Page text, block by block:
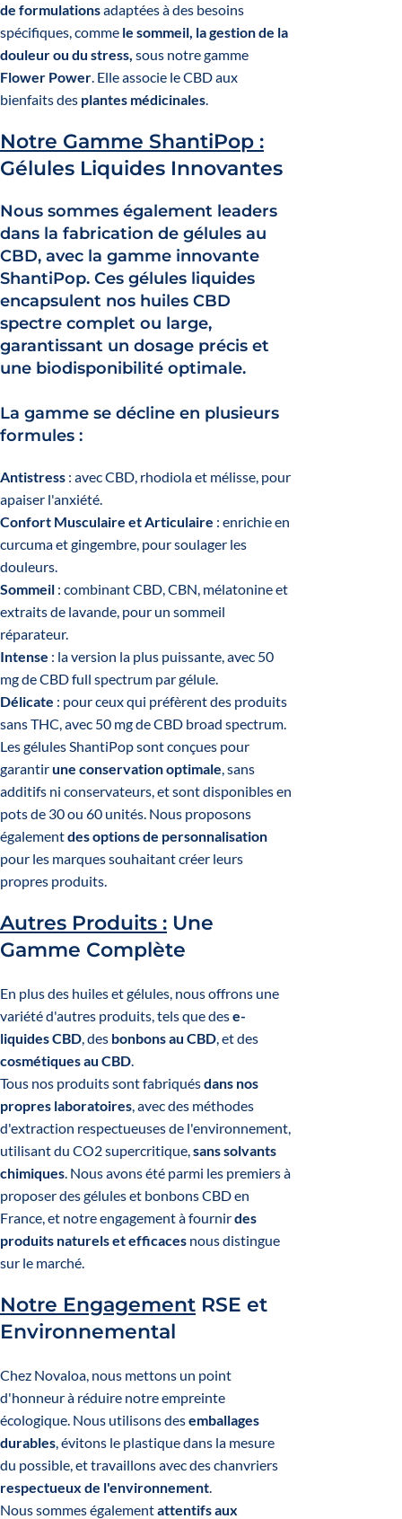
de formulationsadaptées à des besoins
spécifiques, comme le sommeil, la gestion de la
douleur ou du stress, sous notre gamme
Flower Power. Elle associe le CBD aux
bienfaits des plantes médicinales.
Notre Gamme ShantiPop :
Gélules Liquides Innovantes
Nous sommes également leaders
dans la fabrication de gélules au
CBD, avec la gamme innovante
ShantiPop. Ces gélules liquides
encapsulent nos huiles CBD
spectre complet ou large,
garantissant un dosage précis et
une biodisponibilité optimale.
La gamme se décline en plusieurs
formules :
Antistress : avec CBD, rhodiola et mélisse, pour
apaiser l'anxiété.
Confort Musculaire et Articulaire : enrichie en
curcuma et gingembre, pour soulager les
douleurs.
Sommeil : combinant CBD, CBN, mélatonine et
extraits de lavande, pour un sommeil
réparateur.
Intense : la version la plus puissante, avec 50
mg de CBD full spectrum par gélule.
Délicate : pour ceux qui préfèrent des produits
sans THC, avec 50 mg de CBD broad spectrum.
Les gélules ShantiPop sont conçues pour
garantirune conservation optimale, sans
additifs ni conservateurs, et sont disponibles en
pots de 30 ou 60 unités. Nous proposons
égalementdes options de personnalisation
pour les marques souhaitant créer leurs
propres produits.
Autres Produits : Une
Gamme Complète
En plus des huiles et gélules, nous offrons une
variété d'autres produits, tels que dese-
liquides CBD, des bonbons au CBD, et des
cosmétiques au CBD.
Tous nos produits sont fabriquésdans nos
propres laboratoires, avec des méthodes
d'extraction respectueuses de l'environnement,
utilisant du CO2 supercritique,sans solvants
chimiques. Nous avons été parmi les premiers à
proposer des gélules et bonbons CBD en
France, et notre engagement à fournirdes
produits naturels et efficaces nous distingue
sur le marché.
Notre Engagement RSE et
Environnemental
Chez Novaloa, nous mettons un point
d'honneur à réduire notre empreinte
écologique. Nous utilisons desemballages
durables, évitons le plastique dans la mesure
du possible, et travaillons avec des chanvriers
respectueux de l'environnement.
Nous sommes égalementattentifs aux